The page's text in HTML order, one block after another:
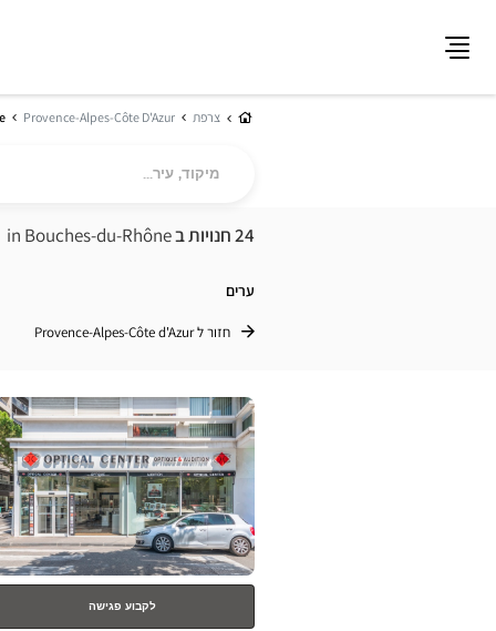
בית צרפת Provence-Alpes-Côte D'Azur
24 חנויות ב in Bouches-du-Rhône
ערים
חזור ל Provence-Alpes-Côte d'Azur
לחץ
ENTER
למידע
נוסף
לקבוע פגישה